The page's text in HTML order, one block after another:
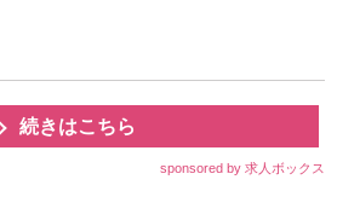
続きはこちら
sponsored by 求人ボックス